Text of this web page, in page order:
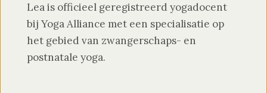
Lea is officieel geregistreerd yogadocent
bij Yoga Alliance met een specialisatie op
het gebied van zwangerschaps- en
postnatale yoga.